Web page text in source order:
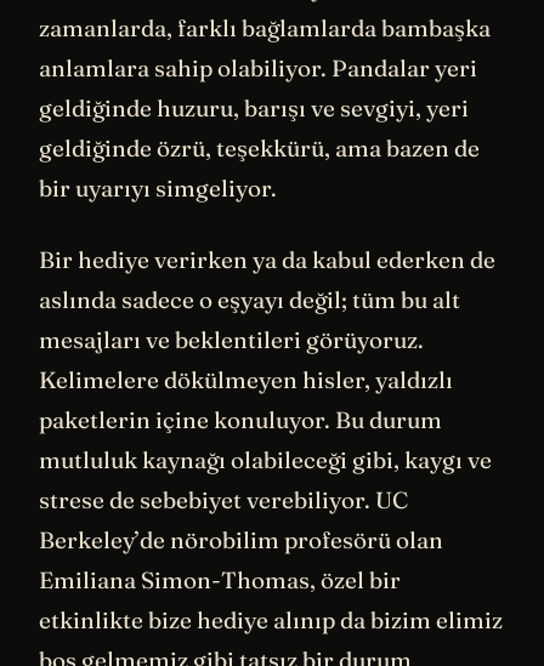
zamanlarda, farklı bağlamlarda bambaşka
anlamlara sahip olabiliyor. Pandalar yeri
geldiğinde huzuru, barışı ve sevgiyi, yeri
geldiğinde özrü, teşekkürü, ama bazen de
bir uyarıyı simgeliyor.
Bir hediye verirken ya da kabul ederken de
aslında sadece o eşyayı değil; tüm bu alt
mesajları ve beklentileri görüyoruz.
Kelimelere dökülmeyen hisler, yaldızlı
paketlerin içine konuluyor. Bu durum
mutluluk kaynağı olabileceği gibi, kaygı ve
strese de sebebiyet verebiliyor. UC
Berkeley’de nörobilim profesörü olan
Emiliana Simon-Thomas, özel bir
etkinlikte bize hediye alınıp da bizim elimiz